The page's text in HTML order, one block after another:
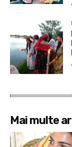
Mai multe